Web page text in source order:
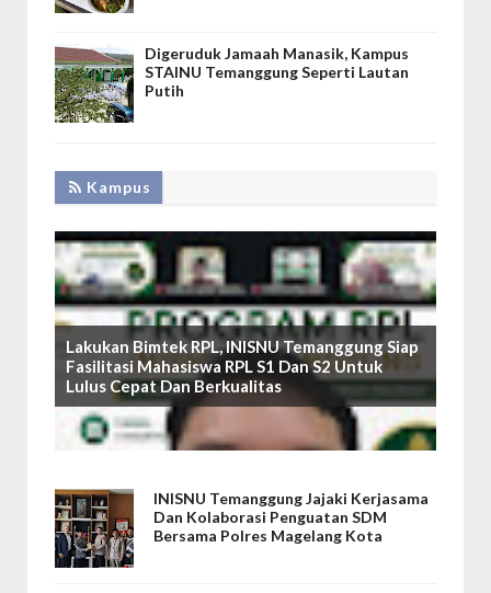
Digeruduk Jamaah Manasik, Kampus
STAINU Temanggung Seperti Lautan
Putih
Kampus
Lakukan Bimtek RPL, INISNU Temanggung Siap
Fasilitasi Mahasiswa RPL S1 Dan S2 Untuk
Lulus Cepat Dan Berkualitas
INISNU Temanggung Jajaki Kerjasama
Dan Kolaborasi Penguatan SDM
Bersama Polres Magelang Kota